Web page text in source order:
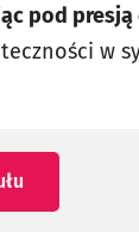
pod
w